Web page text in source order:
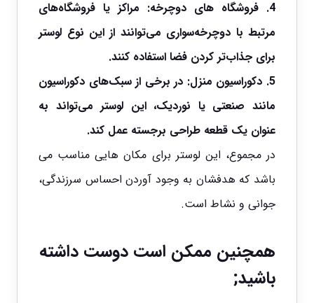
4. فروشگاه های دوچرخه
: مراکز یا فروشگاه‌های
مرتبط با دوچرخه‌سواری می‌توانند از این نوع لوستر
برای جذاب‌تر کردن فضا استفاده کنند.
5. دکوراسیون منزل: در برخی از سبک‌های دکوراسیون
مانند صنعتی یا نوردیک، این لوستر می‌تواند به
عنوان یک قطعه طراحی برجسته عمل کند.
در مجموع، این لوستر برای مکان هایی مناسب می
باشد که هدفشان به وجود آوردن احساس سرزندگی،
جوانی و نشاط است.
همچنین ممکن است دوست داشته
باشید;